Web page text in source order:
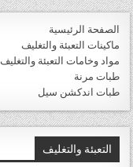
الصفحة الرئيسية
ماكينات التعبئة والتغليف
مواد وخامات التعبئة والتغليف
طبات مرنة
طبات اندكشن سيل
التعبئة والتغليف